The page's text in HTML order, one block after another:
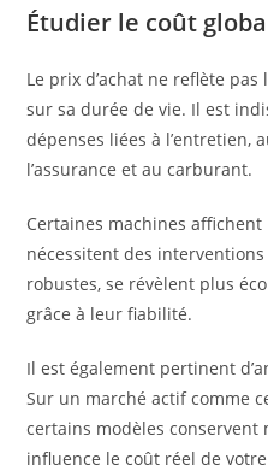
Étudier le coût
Le prix d’achat ne reflète
sur sa durée de vie. Il est
dépenses liées à l’entretien,
l’assurance et au carburant.
Certaines machines
nécessitent des
robustes, se révèlent plus
grâce à leur fiabilité.
Il est également pertinent
Sur un marché actif comme
certains modèles conservent
influence le coût réel de